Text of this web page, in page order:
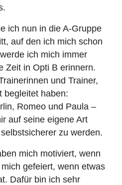
ich nun in die A-Gruppe
auf den ich mich schon
ich mich immer
Zeit in Opti B erinnern.
und Trainer,
begleitet haben:
Romeo und Paula –
auf seine eigene Art
zu werden.
mich motiviert, wenn
gefeiert, wenn etwas
Dafür bin ich sehr